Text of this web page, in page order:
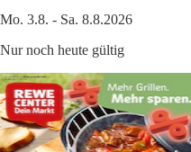
Mo. 3.8. - Sa. 8.8.2026
Nur noch heute gültig